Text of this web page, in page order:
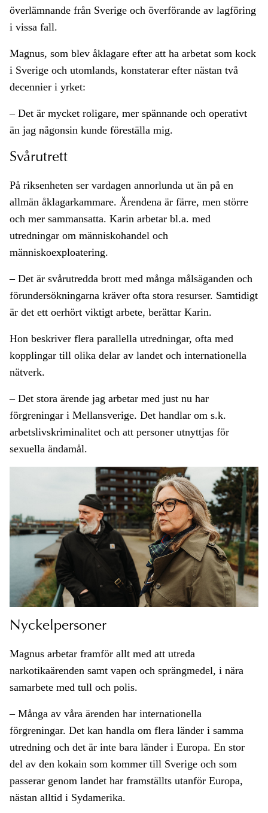
överlämnande från Sverige och överförande av lagföring
i vissa fall.
Magnus, som blev åklagare efter att ha arbetat som kock
i Sverige och utomlands, konstaterar efter nästan två
decennier i yrket:
– Det är mycket roligare, mer spännande och operativt
än jag någonsin kunde föreställa mig.
Svårutrett
På riksenheten ser vardagen annorlunda ut än på en
allmän åklagarkammare. Ärendena är färre, men större
och mer sammansatta. Karin arbetar bl.a. med
utredningar om människohandel och
människoexploatering.
– Det är svårutredda brott med många målsäganden och
förundersökningarna kräver ofta stora resurser. Samtidigt
är det ett oerhört viktigt arbete, berättar Karin.
Hon beskriver flera parallella utredningar, ofta med
kopplingar till olika delar av landet och internationella
nätverk.
– Det stora ärende jag arbetar med just nu har
förgreningar i Mellansverige. Det handlar om s.k.
arbetslivskriminalitet och att personer utnyttjas för
sexuella ändamål.
Nyckelpersoner
Magnus arbetar framför allt med att utreda
narkotikaärenden samt vapen och sprängmedel, i nära
samarbete med tull och polis.
– Många av våra ärenden har internationella
förgreningar. Det kan handla om flera länder i samma
utredning och det är inte bara länder i Europa. En stor
del av den kokain som kommer till Sverige och som
passerar genom landet har framställts utanför Europa,
nästan alltid i Sydamerika.